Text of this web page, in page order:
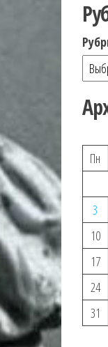
Пн
3
10
17
24
31